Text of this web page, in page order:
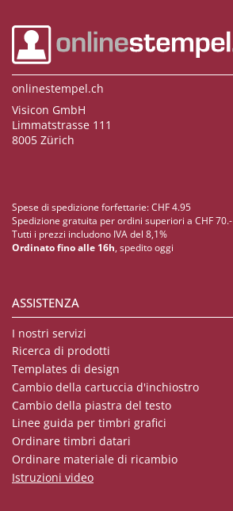
onlinestempel.ch
Visicon GmbH
Limmatstrasse 111
8005 Zürich
Spese di spedizione forfettarie: CHF 4.95
Spedizione gratuita per ordini superiori a CHF 70.-
Tutti i prezzi includono IVA del 8,1%
Ordinato fino alle 16h, spedito oggi
ASSISTENZA
I nostri servizi
Ricerca di prodotti
Templates di design
Cambio della cartuccia d'inchiostro
Cambio della piastra del testo
Linee guida per timbri grafici
Ordinare timbri datari
Ordinare materiale di ricambio
Istruzioni video